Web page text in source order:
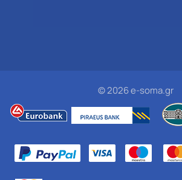
© 2026 e-soma.gr